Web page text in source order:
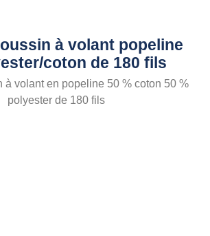
à volant popeline
coton de 180 fils
à volant en popeline 50 % coton 50 %
polyester de 180 fils